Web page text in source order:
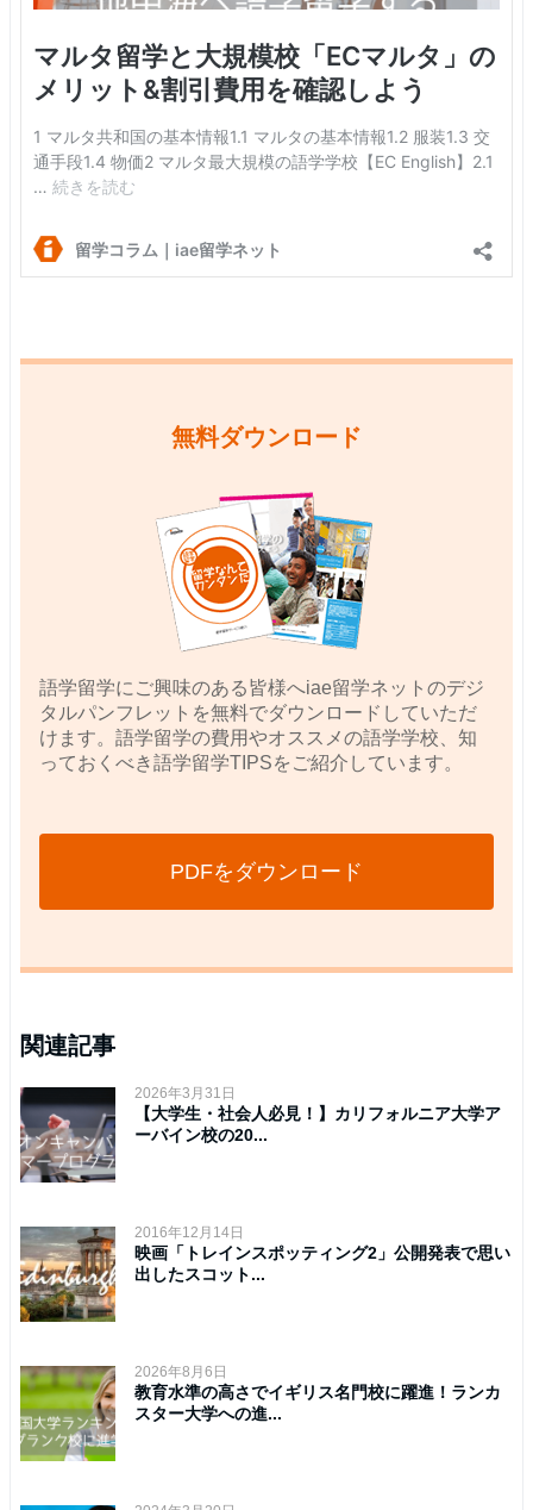
無料ダウンロード
語学留学にご興味のある皆様へiae留学ネットのデジ
タルパンフレットを無料でダウンロードしていただ
けます。語学留学の費用やオススメの語学学校、知
っておくべき語学留学TIPSをご紹介しています。
PDFをダウンロード
関連記事
2026年3月31日
【大学生・社会人必見！】カリフォルニア大学ア
ーバイン校の20...
2016年12月14日
映画「トレインスポッティング2」公開発表で思い
出したスコット...
2026年8月6日
教育水準の高さでイギリス名門校に躍進！ランカ
スター大学への進...